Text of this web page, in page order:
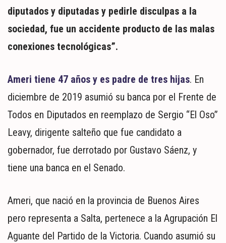
diputados y diputadas y pedirle disculpas a la
sociedad, fue un accidente producto de las malas
conexiones tecnológicas”.
Ameri tiene 47 años y es padre de tres hijas. En
diciembre de 2019 asumió su banca por el Frente de
Todos en Diputados en reemplazo de Sergio “El Oso”
Leavy, dirigente salteño que fue candidato a
gobernador, fue derrotado por Gustavo Sáenz, y
tiene una banca en el Senado.
Ameri, que nació en la provincia de Buenos Aires
pero representa a Salta, pertenece a la Agrupación El
Aguante del Partido de la Victoria. Cuando asumió su